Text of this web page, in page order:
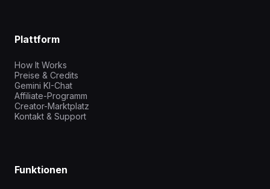
Plattform
How It Works
Preise & Credits
Gemini KI-Chat
Affiliate-Programm
Creator-Marktplatz
Kontakt & Support
Funktionen